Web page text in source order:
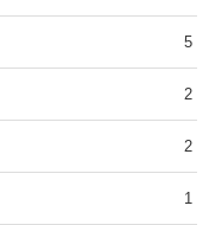
5
2
2
1